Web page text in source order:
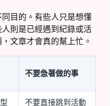
目的。有些人只是想懂
則是已經遇到紀錄或活
文章才會真的幫上忙。
不要急著做的事
不要直接跳到活動